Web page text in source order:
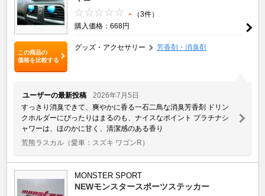
この商品の
価格を比較する
-
（3件）
購入価格：668円
グッズ・アクセサリー 芳香剤・消臭剤
ユーザーの最新投稿
2026年7月5日
すっきり消臭できて、爽やかに香る一石二鳥な消臭芳香剤 ドリン
クホルダーにぴったりはまるのも、ナイスなポイント プラチナシ
ャワーは、ほのかに甘く、清潔感のある香り
荒熊ラスカル （愛車：スズキ ワゴンR）
MONSTER SPORT
NEWモンスタースポーツステッカー